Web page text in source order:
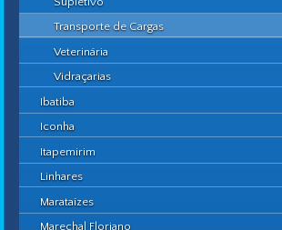
Transporte de Cargas
Veterinária
Vidraçarias
Ibatiba
Iconha
Itapemirim
Linhares
Marataízes
Marechal Floriano